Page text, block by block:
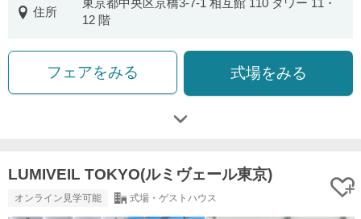
住所
東京都中央区京橋3-7-1 相互館 110 タワー 11・
12 階
フェアをみる 式場をみる
LUMIVEIL TOKYO(ルミヴェール東京)
オンライン見学可能 式場・ゲストハウス